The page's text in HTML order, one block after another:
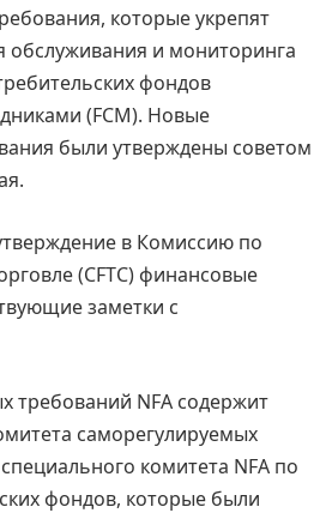
которые укрепят
обслуживания и мониторинга
фондов
(FCM). Новые
были утверждены советом
в Комиссию по
(CFTC) финансовые
заметки с
требований NFA содержит
саморегулируемых
комитета NFA по
фондов, которые были